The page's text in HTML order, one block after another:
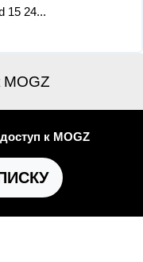
15 24...
к MOGZ